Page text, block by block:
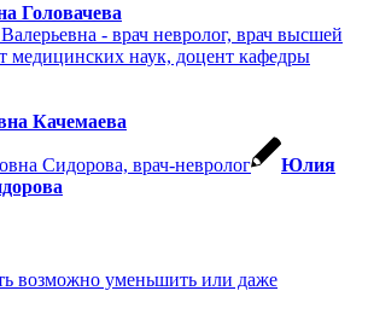
Головачева
Качемаева
Юлия
возможно уменьшить или даже